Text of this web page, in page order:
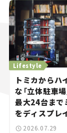
トミカからハ
な「立体駐車場
最大24台まで
をディスプレ
別な「日産 GT-
Lifestyle
2026.07.29